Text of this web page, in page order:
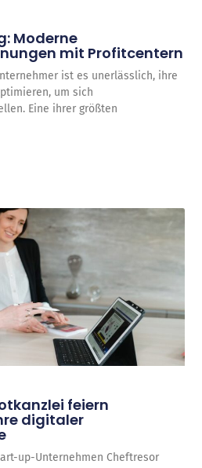
Moderne
mit Profitcentern
ist es unerlässlich, ihre
um sich
Eine ihrer größten
feiern
digitaler
up-Unternehmen Cheftresor